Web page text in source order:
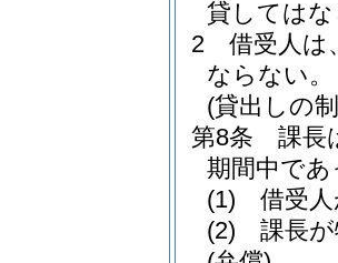
貸しては
2
借受人は
ならない。
(貸出しの
第8条
課長
期間中で
(1)
借受
(2)
課長